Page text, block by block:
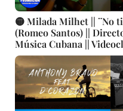
🟡 Milada Milhet || ¨No
(Romeo Santos) ||
Música Cubana ||